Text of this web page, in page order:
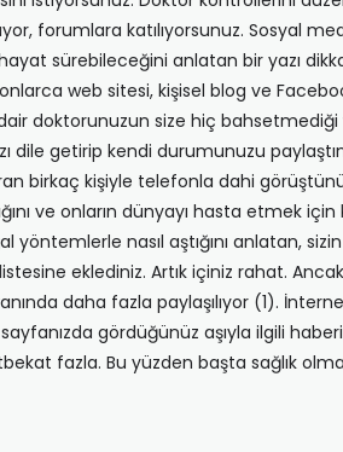
forumlara katılıyorsunuz. Sosyal
hayat sürebileceğini anlatan bir yazı
web sitesi, kişisel blog ve
doktorunuzun size hiç bahsetmediği
dile getirip kendi durumunuzu
birkaç kişiyle telefonla dahi
ve onların dünyayı hasta etmek
nasıl aştığını anlatan,
eklediniz. Artık içiniz rahat.
daha fazla paylaşılıyor (1).
gördüğünüz aşıyla ilgili
fazla. Bu yüzden başta sağlık